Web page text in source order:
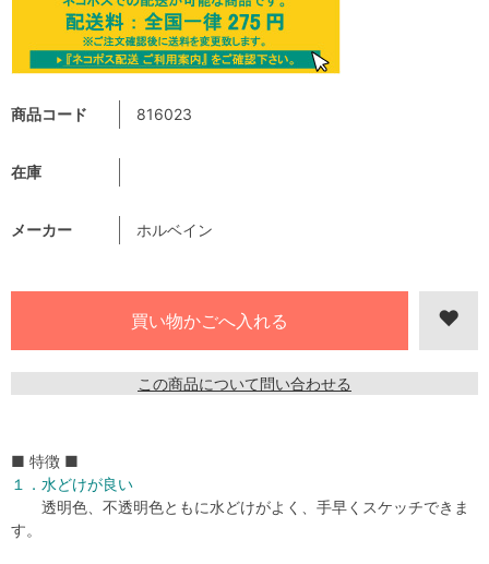
商品コード 816023
在庫
メーカー ホルベイン
この商品について問い合わせる
■ 特徴 ■
１．水どけが良い
透明色、不透明色ともに水どけがよく、手早くスケッチできま
す。